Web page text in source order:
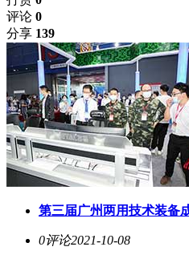
评论 0
分享 139
第三届广州两用技术装备
0评论2021-10-08